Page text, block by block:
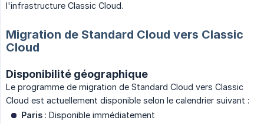
l'infrastructure Classic Cloud.
Migration de Standard Cloud vers Classic
Cloud
Disponibilité géographique
Le programme de migration de Standard Cloud vers Classic
Cloud est actuellement disponible selon le calendrier suivant :
Paris : Disponible immédiatement